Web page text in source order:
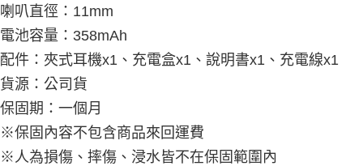
喇叭直徑：11mm
電池容量：358mAh
配件：夾式耳機x1、充電盒x1、說明書x1、充電線x1
貨源：公司貨
保固期：一個月
※保固內容不包含商品來回運費
※人為損傷、摔傷、浸水皆不在保固範圍內